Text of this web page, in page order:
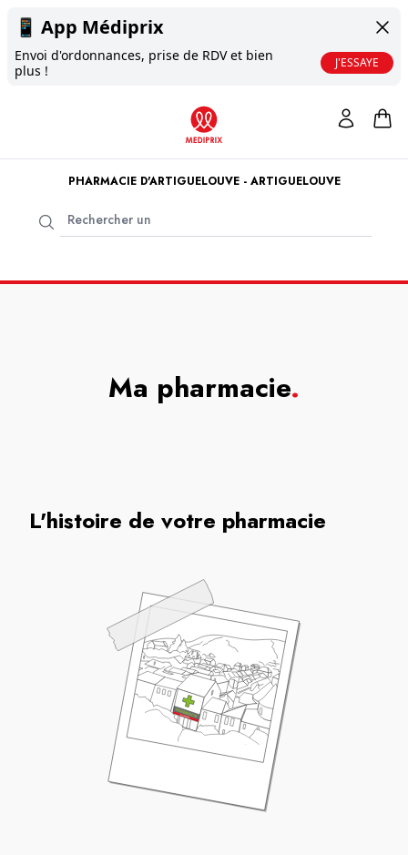
📱 App Médiprix
Envoi d'ordonnances, prise de RDV et bien
plus !
J'ESSAYE
PHARMACIE D'ARTIGUELOUVE - ARTIGUELOUVE
Ma pharmacie.
L'histoire de votre pharmacie